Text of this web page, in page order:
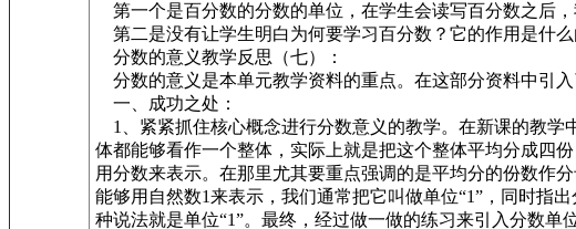
第一个是百分数的分数的单位，在学生会读写百分数之后
第二是没有让学生明白为何要学习百分数？它的作用是什
分数的意义教学反思（七）：
分数的意义是本单元教学资料的重点。在这部分资料中引
一、成功之处：
1、紧紧抓住核心概念进行分数意义的教学。在新课的教学
体都能够看作一个整体，实际上就是把这个整体平均分成四
用分数来表示。在那里尤其要重点强调的是平均分的份数作
能够用自然数1来表示，我们通常把它叫做单位“1”，同时指
种说法就是单位“1”。最终，经过做一做的练习来引入分数单